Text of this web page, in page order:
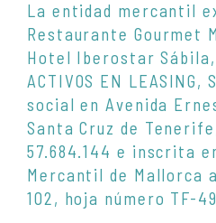
La entidad mercantil
Restaurante Gourmet
Hotel Iberostar
ACTIVOS EN LEASING,
social en Avenida
Santa Cruz de
57.684.144 e inscrita
Mercantil de Mallorca
102, hoja número TF-